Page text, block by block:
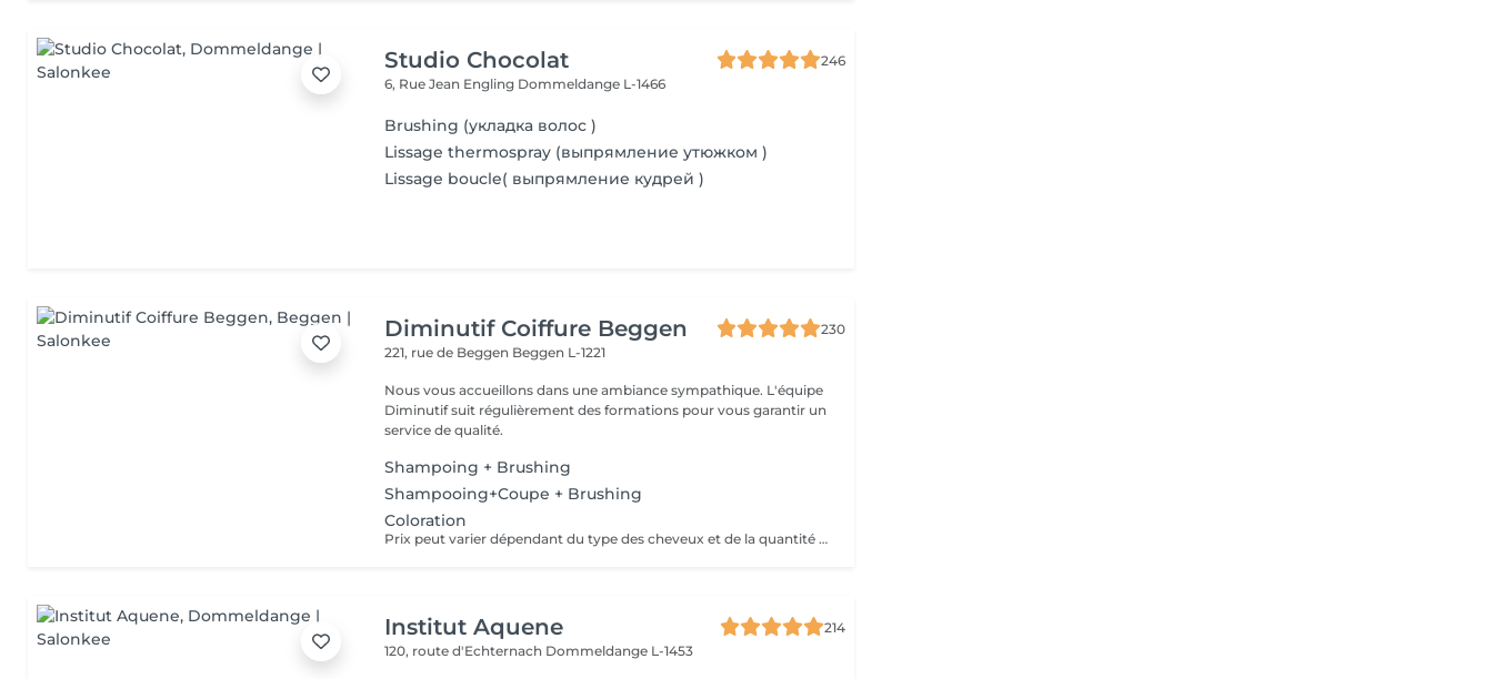
Studio Chocolat
246
6, Rue Jean Engling Dommeldange L-1466
Brushing (укладка волос )
Lissage thermospray (выпрямление утюжком )
Lissage boucle( выпрямление кудрей )
Diminutif Coiffure Beggen
230
221, rue de Beggen Beggen L-1221
Nous vous accueillons dans une ambiance sympathique. L'équipe
Diminutif suit régulièrement des formations pour vous garantir un
service de qualité.
Shampoing + Brushing
Shampooing+Coupe + Brushing
Coloration
Prix peut varier dépendant du type des cheveux et de la quantité de couleur utilisée
Institut Aquene
214
120, route d'Echternach Dommeldange L-1453